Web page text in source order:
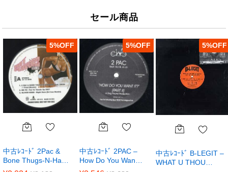
セール商品
5%
中古ﾚｺｰﾄﾞ 2Pac &
Bone Thugs-N-Ha…
5%
中古ﾚｺｰﾄﾞ 2PAC –
How Do You Wan…
5%
中古ﾚｺｰﾄﾞ B-LEGIT –
WHAT U THOU…